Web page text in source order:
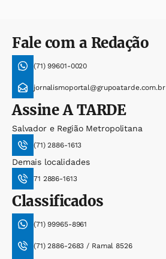
Fale com a Redação
(71) 99601-0020
jornalismoportal@grupoatarde.com.br
AssineA TARDE
Salvador e Região Metropolitana
(71) 2886-1613
Demais localidades
71 2886-1613
Classificados
(71) 99965-8961
(71) 2886-2683 / Ramal 8526